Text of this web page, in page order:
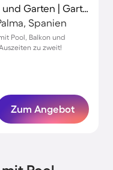
Aparthotel mit Terrasse, Pool und Garten | Gartenblick | Ideal für Homeoffice
Spanien
Pool, Balkon und
zu zweit!
Zum Angebot